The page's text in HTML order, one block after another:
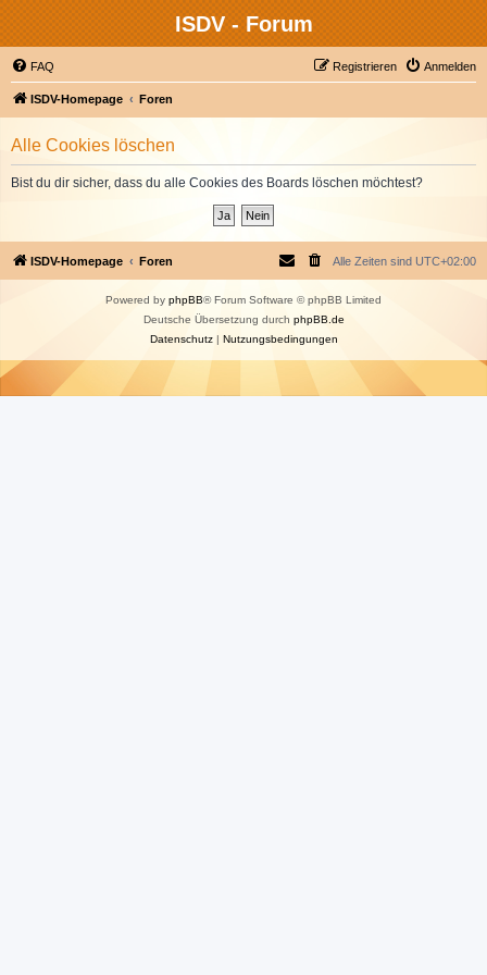
ISDV - Forum
FAQ Anmelden
Registrieren
ISDV-Homepage Foren
Alle Cookies löschen
Bist du dir sicher, dass du alle Cookies des Boards löschen möchtest?
ISDV-Homepage Foren Alle Zeiten sind UTC+02:00
Powered by phpBB® Forum Software © phpBB Limited
Deutsche Übersetzung durch phpBB.de
Datenschutz| Nutzungsbedingungen